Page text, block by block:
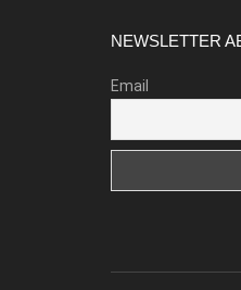
NEWSLETTER
Email